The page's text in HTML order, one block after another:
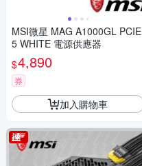
MSI微星 MAG A1000GL PCIE
5 WHITE 電源供應器
$4,890
券
加入購物車